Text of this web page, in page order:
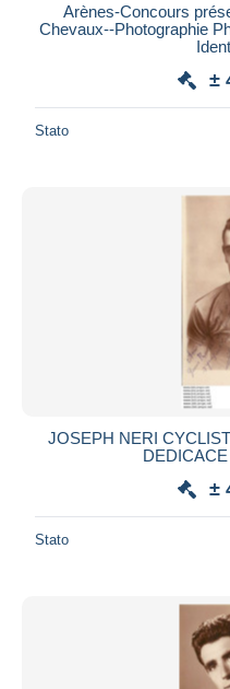
Arènes-Concours
Chevaux--Photographie
±
Stato
JOSEPH NERI
±
Stato